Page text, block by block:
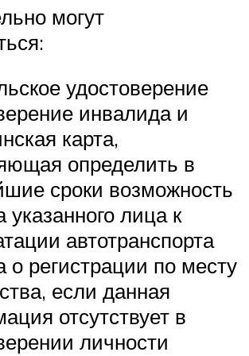
могут
удостоверение
инвалида и
карта,
определить в
сроки возможность
указанного лица к
автотранспорта
о регистрации по месту
если данная
отсутствует в
личности